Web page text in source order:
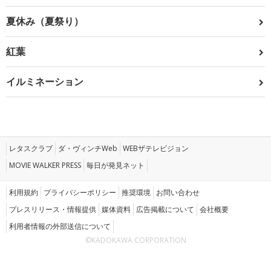
夏休み（夏祭り）
紅葉
イルミネーション
レタスクラブ ダ・ヴィンチWeb WEBザテレビジョン
MOVIE WALKER PRESS 毎日が発見ネット
利用規約 プライバシーポリシー 推奨環境 お問い合わせ
プレスリリース・情報提供 媒体資料 広告掲載について 会社概要
利用者情報の外部送信について
©KADOKAWA CORPORATION